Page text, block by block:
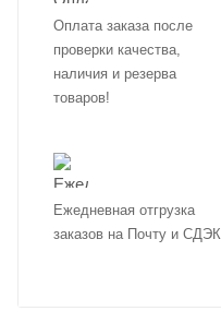
Оплата заказа после
проверки качества,
наличия и резерва
товаров!
Ежедневная отгрузка
заказов на Почту и СДЭК